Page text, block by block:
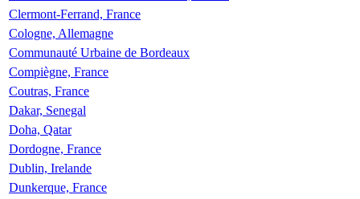
Clermont-Ferrand, France
Cologne, Allemagne
Communauté Urbaine de Bordeaux
Compiègne, France
Coutras, France
Dakar, Senegal
Doha, Qatar
Dordogne, France
Dublin, Irelande
Dunkerque, France